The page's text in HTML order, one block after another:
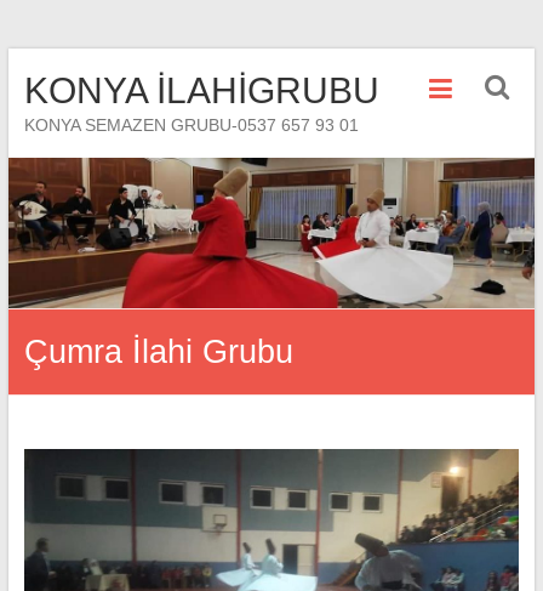
KONYA İLAHİGRUBU
KONYA SEMAZEN GRUBU-0537 657 93 01
Çumra İlahi Grubu